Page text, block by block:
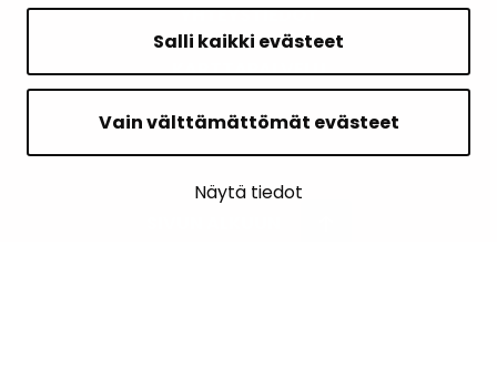
Salli kaikki evästeet
Vain välttämättömät evästeet
Näytä tiedot
YHTEYSTIEDOT
KARTTAPALVELU